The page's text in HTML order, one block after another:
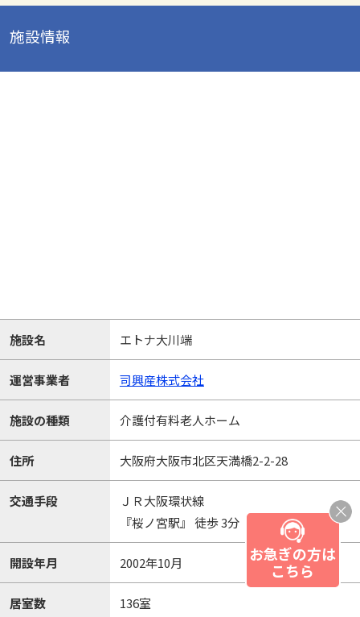
施設情報
施設名 エトナ大川端
運営事業者 司興産株式会社
施設の種類 介護付有料老人ホーム
住所 大阪府大阪市北区天満橋2-2-28
交通手段
ＪＲ大阪環状線
『桜ノ宮駅』 徒歩 3分
開設年月 2002年10月
居室数 136室
お急ぎの方は
こちら